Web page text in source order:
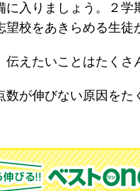
に入りましょう。２
望校をあきらめる生徒
伝えたいことはたくさ
数が伸びない原因をた